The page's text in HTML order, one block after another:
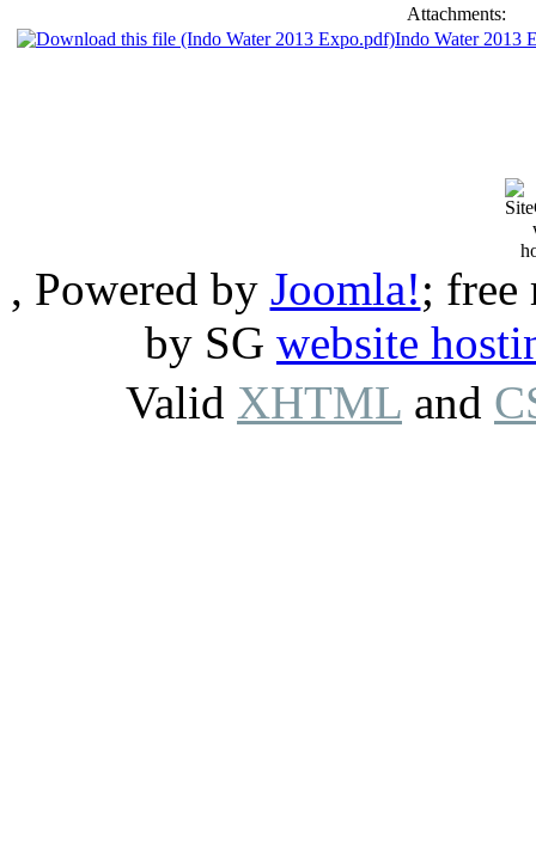
Attachments:
Indo Water 2013
, Powered by Joomla!; free
by SG website
Valid XHTML and